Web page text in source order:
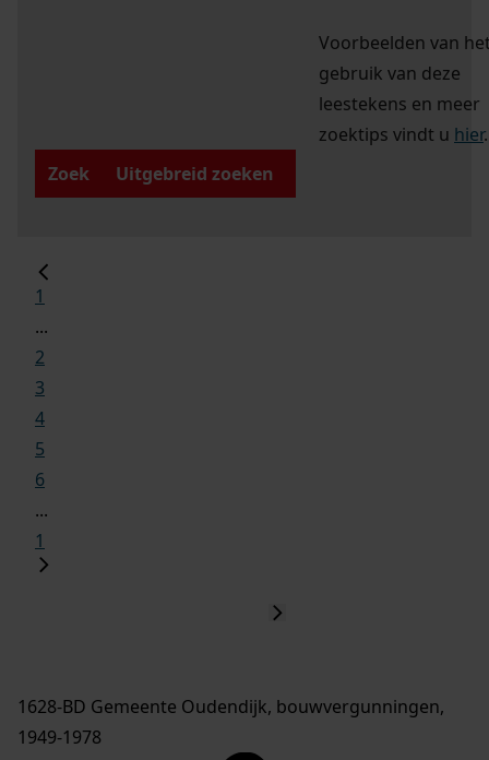
Voorbeelden van
gebruik van deze
leestekens en meer
zoektips vindt u hier.
Zoek
Uitgebreid zoeken
1
...
2
3
4
5
6
...
1
1628-BD Gemeente Oudendijk, bouwvergunningen,
1949-1978